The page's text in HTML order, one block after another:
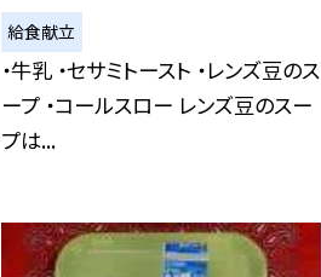
給食献立
・牛乳 ・セサミトースト ・レンズ豆のス
ープ ・コールスロー レンズ豆のスー
プは...